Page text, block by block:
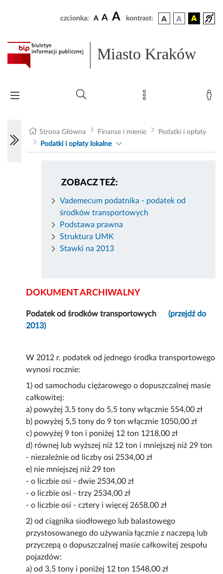
czcionka: A A A kontrast:
Miasto Kraków
Strona Główna Finanse i mienie
Podatki i opłaty
Podatki i opłaty lokalne
ZOBACZ TEŻ:
Vademecum podatnika - podatek od
środków transportowych
Podstawa prawna
Struktura UMK
Stawki na 2013
DOKUMENT ARCHIWALNY
Podatek od środków transportowych(przejdź do
2013)
W 2012 r. podatek od jednego środka transportowego
wynosi rocznie:
1) od samochodu ciężarowego o dopuszczalnej masie
całkowitej:
a) powyżej 3,5 tony do 5,5 tony włącznie 554,00 zł
b) powyżej 5,5 tony do 9 ton włącznie 1050,00 zł
c) powyżej 9 ton i poniżej 12 ton 1218,00 zł
d) równej lub wyższej niż 12 ton i mniejszej niż 29 ton
- niezależnie od liczby osi 2534,00 zł
e) nie mniejszej niż 29 ton
- o liczbie osi - dwie 2534,00 zł
- o liczbie osi - trzy 2534,00 zł
- o liczbie osi - cztery i więcej 2658,00 zł
2) od ciągnika siodłowego lub balastowego
przystosowanego do używania łącznie z naczepą lub
przyczepą o dopuszczalnej masie całkowitej zespołu
pojazdów:
a) od 3,5 tony i poniżej 12 ton 1548,00 zł